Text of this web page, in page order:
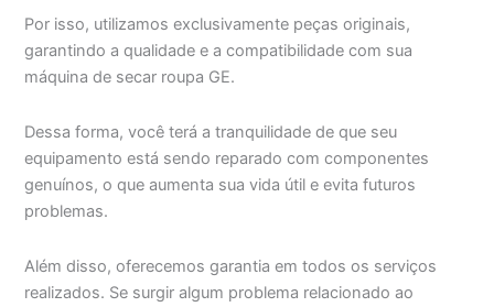
Por isso, utilizamos exclusivamente peças originais,
garantindo a qualidade e a compatibilidade com sua
máquina de secar roupa GE.
Dessa forma, você terá a tranquilidade de que seu
equipamento está sendo reparado com componentes
genuínos, o que aumenta sua vida útil e evita futuros
problemas.
Além disso, oferecemos garantia em todos os serviços
realizados. Se surgir algum problema relacionado ao